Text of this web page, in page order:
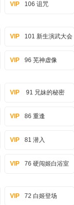
VIP 106 诅咒
VIP 101 新生演武大会
VIP 96 芜神虚像
VIP 91 兄妹的秘密
VIP 86 重逢
VIP 81 潜入
VIP 76 硬闯姬白浴室
VIP 72 白姬登场